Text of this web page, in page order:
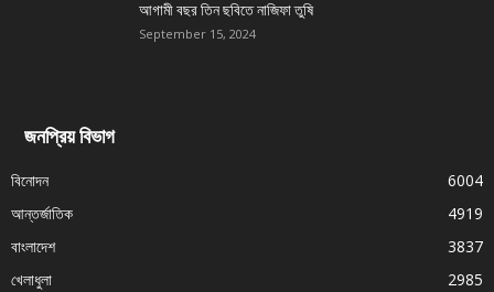
আগামী বছর তিন ছবিতে নাজিফা তুষি
September 15, 2024
জনপ্রিয় বিভাগ
বিনোদন
6004
আন্তর্জাতিক
4919
বাংলাদেশ
3837
খেলাধুলা
2985